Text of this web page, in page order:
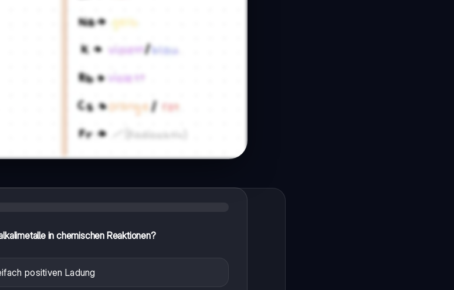
in chemischen Reaktionen?
positiven Ladung